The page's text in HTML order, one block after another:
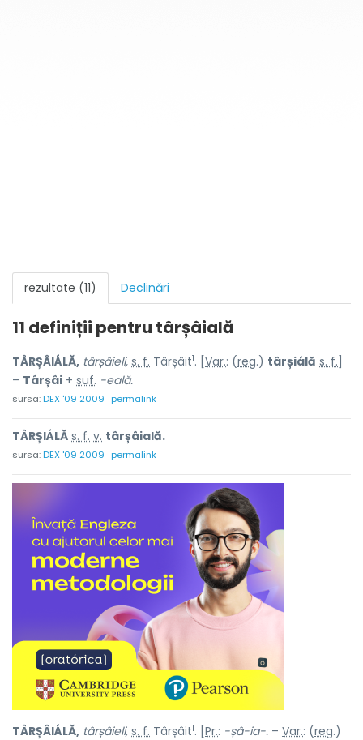
rezultate (11) Declinări
11 definiții pentru târșâială
TÂRȘÂIÁLĂ, târșâieli, s. f. Târșâit1. [ Var.: (reg.) târșiálă s. f.
– Târșâi + suf. -eală.
sursa:DEX '09 2009 permalink
TÂRȘIÁLĂ s. f. v. târșâială.
sursa:DEX '09 2009 permalink
TÂRȘÂIÁLĂ, târșâieli, s. f. Târșâit1. [ Pr.: -șâ-ia-. – Var.: (reg.)